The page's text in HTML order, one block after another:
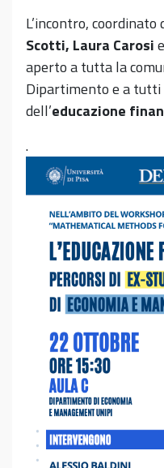
L’incontro,
Scotti, Laura Carosie
aperto a tutta la
Dipartimento e a
dell’educazione
.